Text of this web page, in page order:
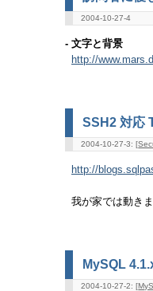
2004-10-27-4
- 文字と背景
http://
SSH2 対応
2004-10-27-3: [
http://
我が家では動き
MySQL
2004-10-27-2: [